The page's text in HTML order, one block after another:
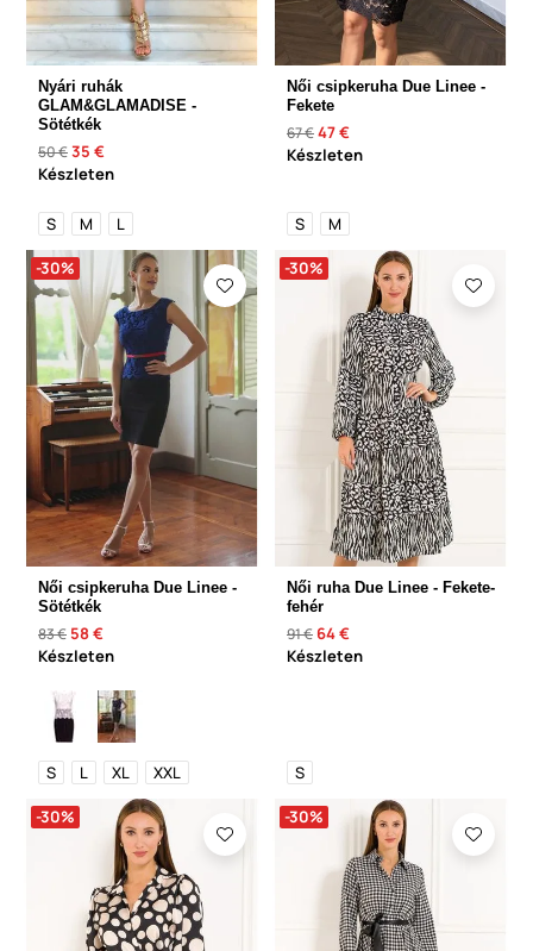
Nyári ruhák
GLAM&GLAMADISE -
Sötétkék
50 €35 €
Készleten
S M L
Női csipkeruha Due Linee -
Fekete
67 €47 €
Készleten
S M
-30%
Női csipkeruha Due Linee -
Sötétkék
83 € 58 €
Készleten
S L XL XXL
-30%
Női ruha Due Linee - Fekete-
fehér
91 € 64 €
Készleten
S
-30% -30%